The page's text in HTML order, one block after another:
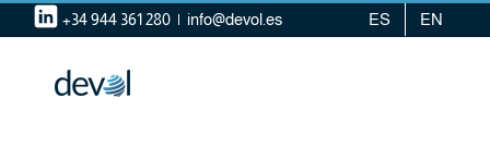
content
+34 944 361 280 | info@devol.es ES EN